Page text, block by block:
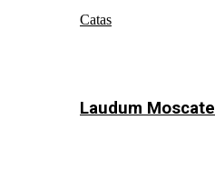
Catas
Laudum Moscatel